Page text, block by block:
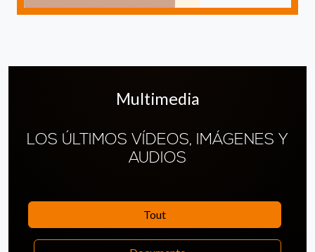
Multimedia
LOS ÚLTIMOS VÍDEOS, IMÁGENES Y
AUDIOS
Tout